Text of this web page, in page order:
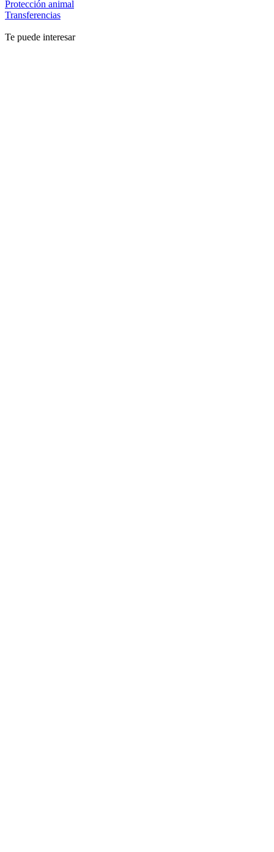
Protección animal
Transferencias
Te puede interesar